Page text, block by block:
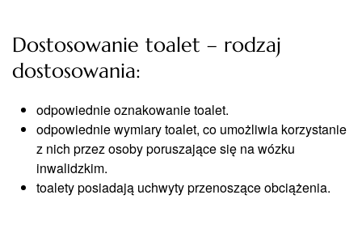
Dostosowanie toalet – rodzaj
dostosowania:
odpowiednie oznakowanie toalet.
odpowiednie wymiary toalet, co umożliwia korzystanie
z nich przez osoby poruszające się na wózku
inwalidzkim.
toalety posiadają uchwyty przenoszące obciążenia.